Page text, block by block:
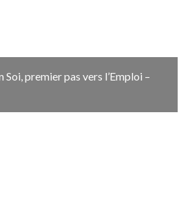
premier pas vers l’Emploi –